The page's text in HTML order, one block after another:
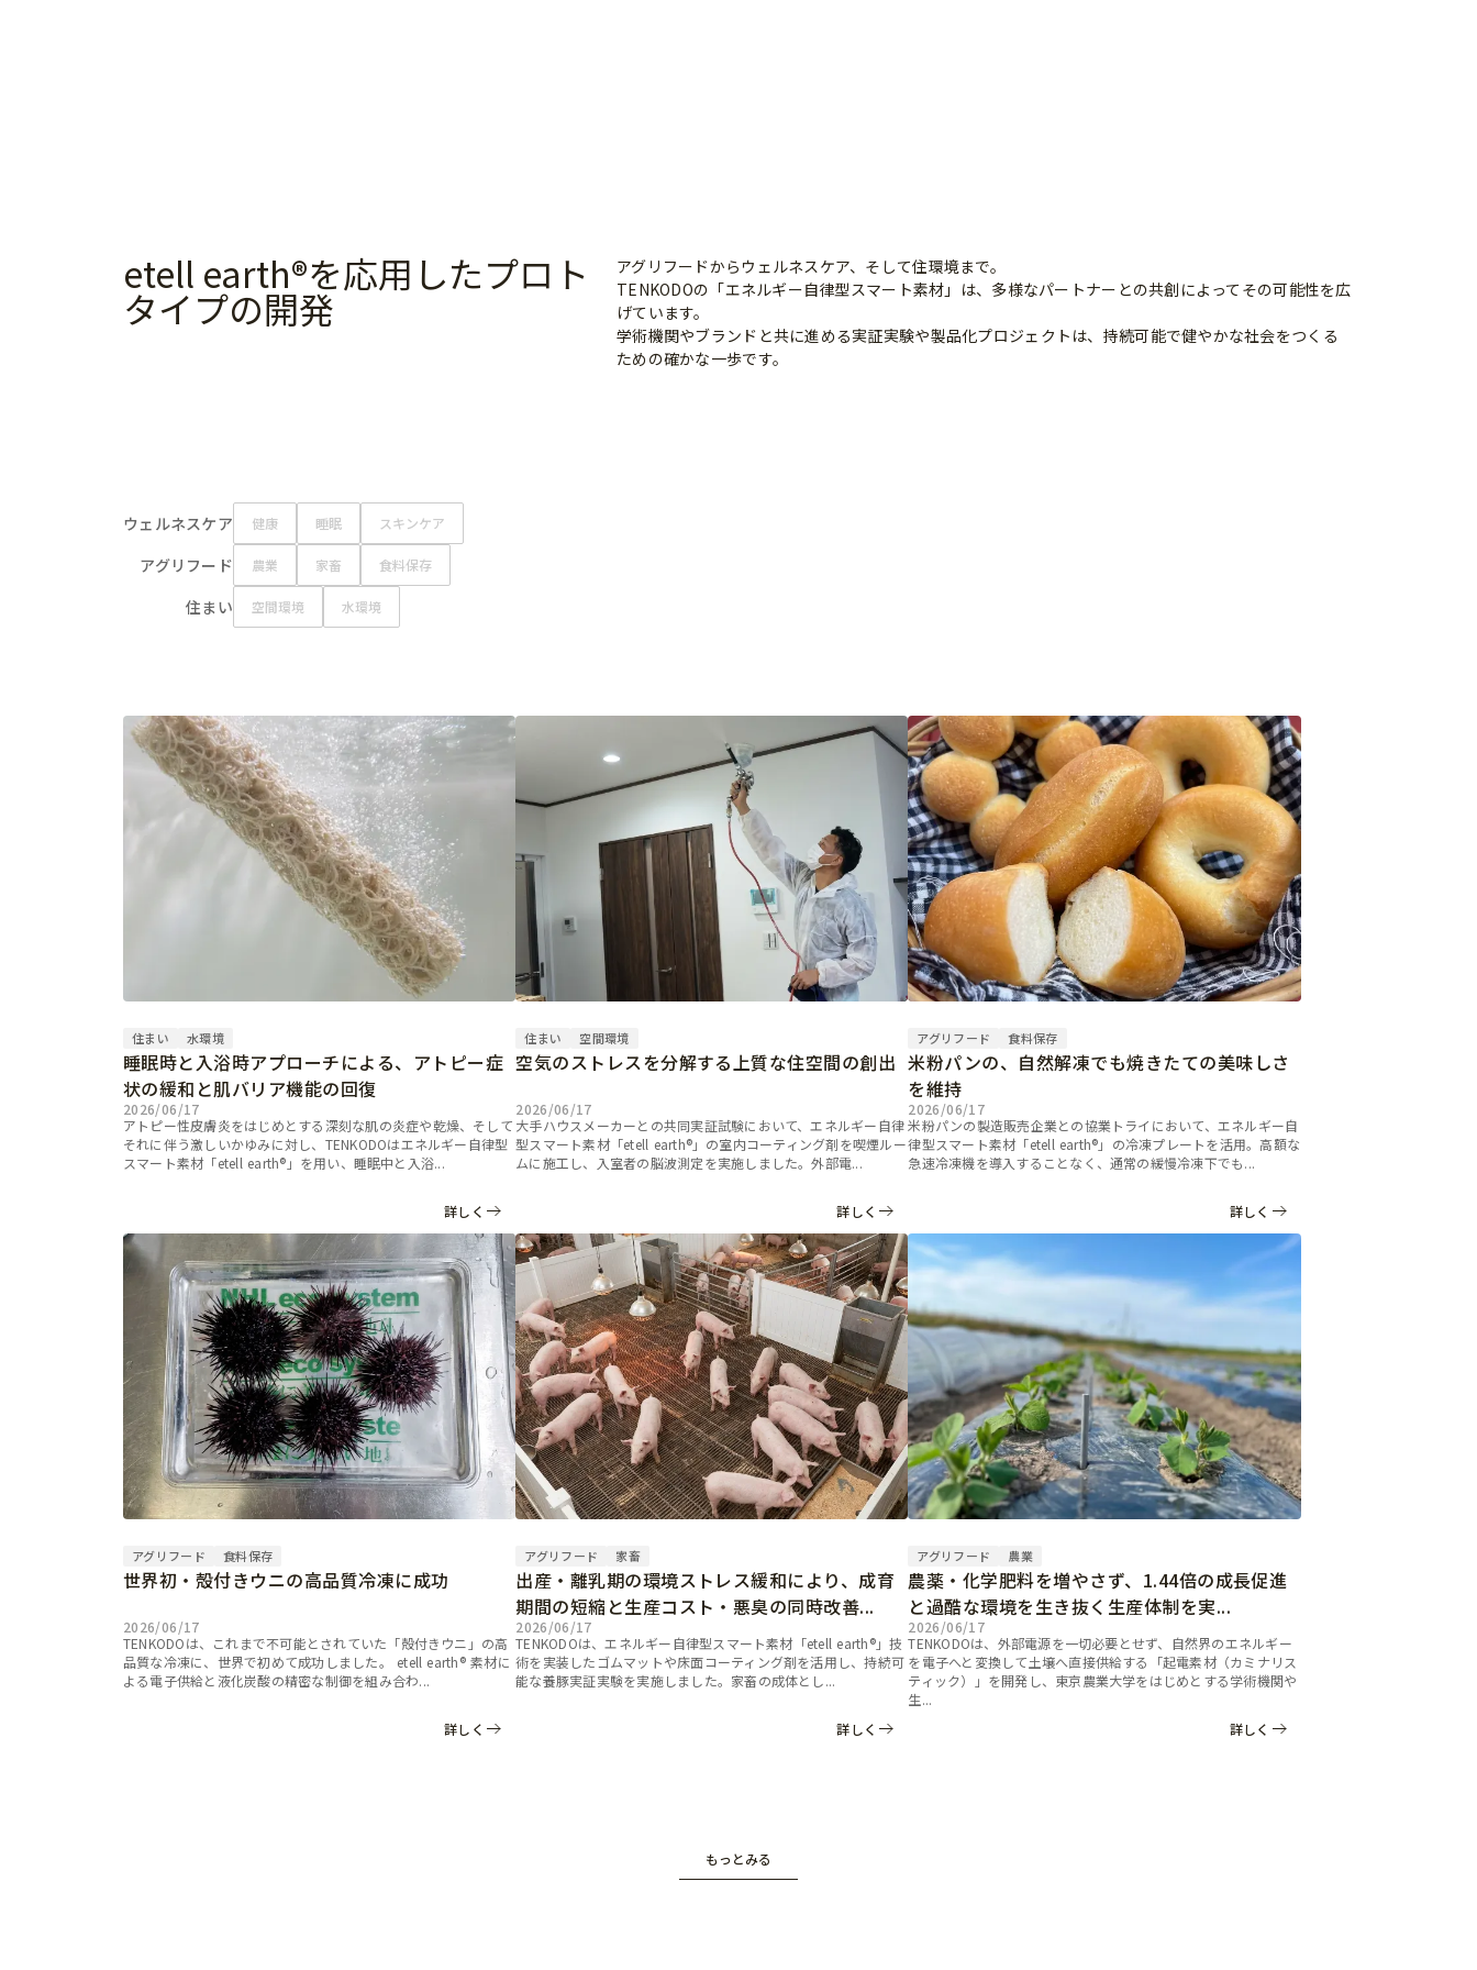
etell earth®を応用したプロト
タイプの開発
アグリフードからウェルネスケア、そして住環境まで。
TENKODOの「エネルギー自律型スマート素材」は、多様なパートナーとの共創によってその可能性を広
げています。
学術機関やブランドと共に進める実証実験や製品化プロジェクトは、持続可能で健やかな社会をつくる
ための確かな一歩です。
ウェルネスケア
アグリフード
住まい
健康 睡眠 スキンケア
農業 家畜 食料保存
空間環境 水環境
住まい 水環境
睡眠時と入浴時アプローチによる、アトピー症
状の緩和と肌バリア機能の回復
2026/06/17
アトピー性皮膚炎をはじめとする深刻な肌の炎症や乾燥、そして
それに伴う激しいかゆみに対し、TENKODOはエネルギー自律型
スマート素材「etell earth®」を用い、睡眠中と入浴...
詳しく
住まい 空間環境
空気のストレスを分解する上質な住空間の創出
2026/06/17
大手ハウスメーカーとの共同実証試験において、エネルギー自律
型スマート素材「etell earth®」の室内コーティング剤を喫煙ルー
ムに施工し、入室者の脳波測定を実施しました。外部電...
詳しく
アグリフード 食料保存
米粉パンの、自然解凍でも焼きたての美味しさ
を維持
2026/06/17
米粉パンの製造販売企業との協業トライにおいて、エネルギー自
律型スマート素材「etell earth®」の冷凍プレートを活用。高額な
急速冷凍機を導入することなく、通常の緩慢冷凍下でも...
詳しく
アグリフード 食料保存
世界初・殻付きウニの高品質冷凍に成功
2026/06/17
TENKODOは、これまで不可能とされていた「殻付きウニ」の高
品質な冷凍に、世界で初めて成功しました。 etell earth® 素材に
よる電子供給と液化炭酸の精密な制御を組み合わ...
詳しく
アグリフード 家畜
出産・離乳期の環境ストレス緩和により、成育
期間の短縮と生産コスト・悪臭の同時改善...
2026/06/17
TENKODOは、エネルギー自律型スマート素材「etell earth®」技
術を実装したゴムマットや床面コーティング剤を活用し、持続可
能な養豚実証実験を実施しました。家畜の成体とし...
詳しく
アグリフード 農業
農薬・化学肥料を増やさず、1.44倍の成長促進
と過酷な環境を生き抜く生産体制を実...
2026/06/17
TENKODOは、外部電源を一切必要とせず、自然界のエネルギー
を電子へと変換して土壌へ直接供給する「起電素材（カミナリス
ティック）」を開発し、東京農業大学をはじめとする学術機関や
生...
詳しく
もっとみる